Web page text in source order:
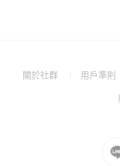
關於社群
(Open用戶準則